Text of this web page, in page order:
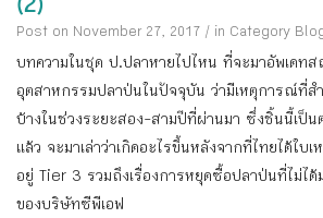
Post on November 27, 2017 / in Category
บทความในชุด ป.ปลาหายไปไหน ที่จะมาอัพเดท
อุตสาหกรรมปลาป่นในปัจจุบัน ว่ามีเหตุการณ์ที่ส
บ้างในช่วงระยะสอง-สามปีที่ผ่านมา ซึ่งชิ้นนี้เป็
แล้ว จะมาเล่าว่าเกิดอะไรขึ้นหลังจากที่ไทยได้ใบ
อยู่ Tier 3 รวมถึงเรื่องการหยุดซื้อปลาป่นที่ไม่ได้
ของบริษัทซีพีเอฟ